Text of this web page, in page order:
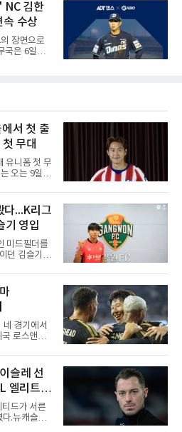
사례는 처
했다.저지
세인트루
를 착용한
을 소화했
3회 수상자
선 것은 처음
생각한 적
NC 김한
속 수상
장면으로
국은 6일
가 KBO와
이 승리 확
상 장면은 지
. NC가 7-5
LG 트윈
막아낸 뒤 유
1루수 블
서 첫 출
무대
유니폼 첫 무
오는 9일
기를 치른다.
면서 변수가
.등번호부터
7번을 단
투안 그리즈
탄치 않았다.
례 행정 절
도 관심사
다...K리그
기 영입
미드필더를
던 김슬기
져 있다. 수
전국고등
여했고, 올
기대학대회
하(U-17) 대
입단하게 돼
성장해 팀
네 경기에서
국 로스앤젤
하라(멕시
없이 후반
골을 넣었
. 다만 메이
연속골 기
38분 다비
니 부앙가가
슬레 선
엘리트 2
드가 서른
다.뉴캐슬은